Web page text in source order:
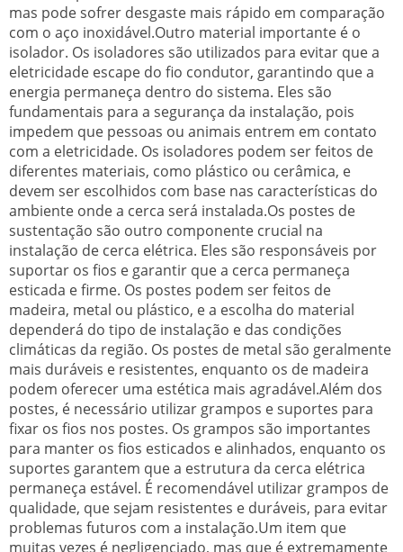
mas pode sofrer desgaste mais rápido em comparação
com o aço inoxidável.Outro material importante é o
isolador. Os isoladores são utilizados para evitar que a
eletricidade escape do fio condutor, garantindo que a
energia permaneça dentro do sistema. Eles são
fundamentais para a segurança da instalação, pois
impedem que pessoas ou animais entrem em contato
com a eletricidade. Os isoladores podem ser feitos de
diferentes materiais, como plástico ou cerâmica, e
devem ser escolhidos com base nas características do
ambiente onde a cerca será instalada.Os postes de
sustentação são outro componente crucial na
instalação de cerca elétrica. Eles são responsáveis por
suportar os fios e garantir que a cerca permaneça
esticada e firme. Os postes podem ser feitos de
madeira, metal ou plástico, e a escolha do material
dependerá do tipo de instalação e das condições
climáticas da região. Os postes de metal são geralmente
mais duráveis e resistentes, enquanto os de madeira
podem oferecer uma estética mais agradável.Além dos
postes, é necessário utilizar grampos e suportes para
fixar os fios nos postes. Os grampos são importantes
para manter os fios esticados e alinhados, enquanto os
suportes garantem que a estrutura da cerca elétrica
permaneça estável. É recomendável utilizar grampos de
qualidade, que sejam resistentes e duráveis, para evitar
problemas futuros com a instalação.Um item que
muitas vezes é negligenciado, mas que é extremamente